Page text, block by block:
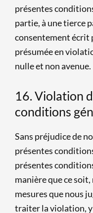
présentes
partie, à une tierce
consentement écrit
présumée en
nulle et non avenue.
16. Violation
conditions
Sans préjudice de
présentes
présentes
manière que ce
mesures que nous
traiter la violation,